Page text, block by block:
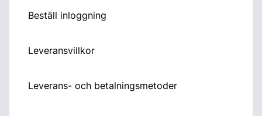
Beställ inloggning
Leveransvillkor
Leverans- och betalningsmetoder